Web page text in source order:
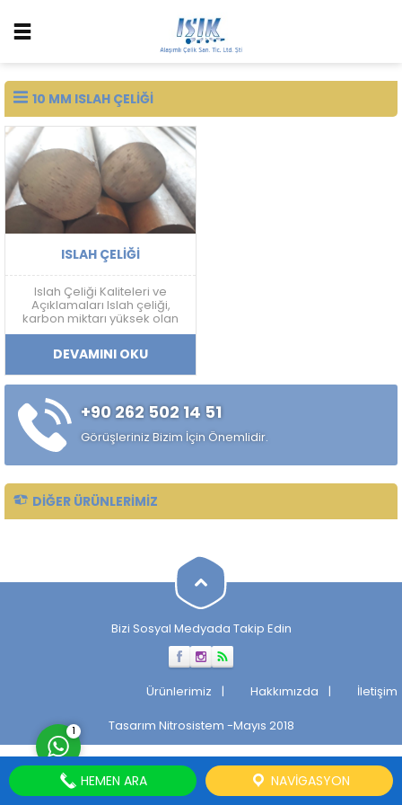
10 MM ISLAH ÇELIĞI
ISLAH ÇELIĞI
Islah Çeliği Kaliteleri ve
Açıklamaları Islah çeliği,
karbon miktarı yüksek olan
ve sertleştirme işlemine
uygun olan çeliklerdir. Islah
çeliği, farklı alaşım
elementleri ile birleştirilerek
çeşitli kalitelerde üretilir. Bu
kaliteler, çeliklerin mekanik
özelliklerini, sertlik derinliğini,
korozyon direncini ve kaynak
kabiliyetini etkiler....
DEVAMINI OKU
+90 262 502 14 51
Görüşleriniz Bizim İçin Önemlidir.
DIĞER ÜRÜNLERIMIZ
Bizi Sosyal Medyada Takip Edin
Ürünlerimiz Hakkımızda
İletişim
Tasarım Nitrosistem -Mayıs 2018
Cevap Yaz
1
HEMEN ARA NAVIGASYON